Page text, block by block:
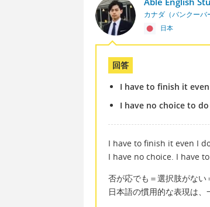
カナダ（バンクーバ
日本
回答
I have to finish it
I have no choice to
I have to finish it even I
I have no choice. I have
否が応でも＝選択肢がな
日本語の慣用的な表現は、